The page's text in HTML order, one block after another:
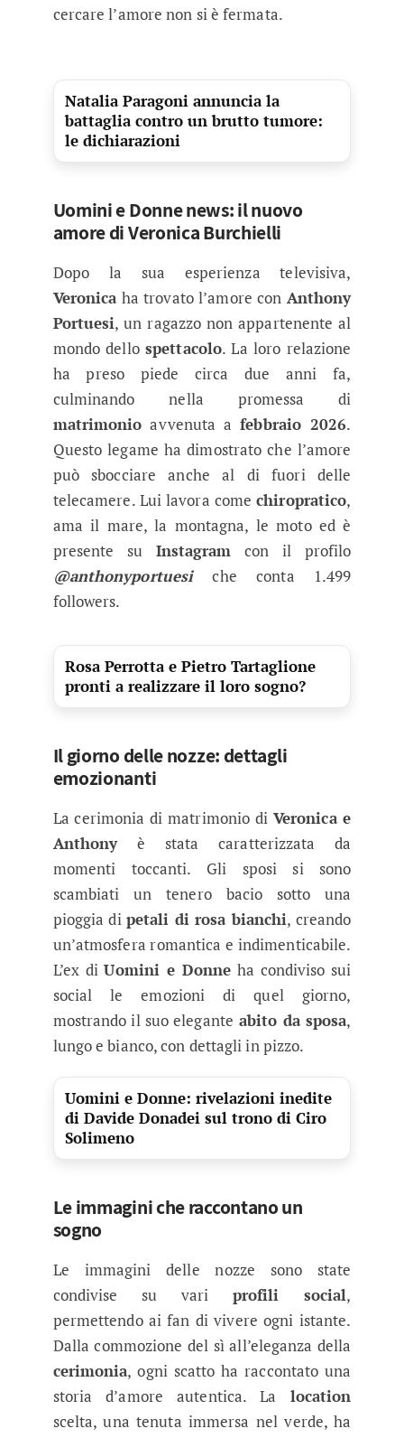
cercare l’amore non si è fermata.
Natalia Paragoni annuncia la
battaglia contro un brutto tumore:
le dichiarazioni
Uomini e Donne news: il nuovo
amore di Veronica Burchielli
Dopo la sua esperienza televisiva,
Veronicaha trovato l’amore con Anthony
Portuesi, un ragazzo non appartenente al
mondo dellospettacolo. La loro relazione
ha preso piede circa due anni fa,
culminando nella promessa di
matrimonio avvenuta afebbraio 2026.
Questo legame ha dimostrato che l’amore
può sbocciare anche al di fuori delle
telecamere. Lui lavora comechiropratico,
ama il mare, la montagna, le moto ed è
presente su Instagram con il profilo
@anthonyportuesiche conta 1.499
followers.
Rosa Perrotta e Pietro Tartaglione
pronti a realizzare il loro sogno?
Il giorno delle nozze: dettagli
emozionanti
La cerimonia di matrimonio di Veronica e
Anthonyè stata caratterizzata da
momenti toccanti. Gli sposi si sono
scambiati un tenero bacio sotto una
pioggia di petali di rosa bianchi, creando
un’atmosfera romantica e indimenticabile.
L’ex diUomini e Donne ha condiviso sui
social le emozioni di quel giorno,
mostrando il suo elegante abito da sposa,
lungo e bianco, con dettagli in pizzo.
Uomini e Donne: rivelazioni inedite
di Davide Donadei sul trono di Ciro
Solimeno
Le immagini che raccontano un
sogno
Le immagini delle nozze sono state
condivise su vari profili social,
permettendo ai fan di vivere ogni istante.
Dalla commozione del sì all’eleganza della
cerimonia, ogni scatto ha raccontato una
storia d’amore autentica. La location
scelta, una tenuta immersa nel verde, ha